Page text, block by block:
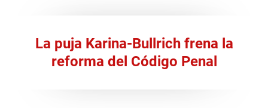
La puja Karina-Bullrich frena la
reforma del Código Penal